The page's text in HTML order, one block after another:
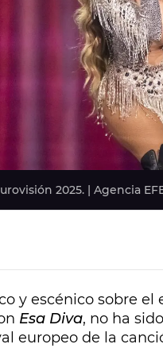
2025. | Agencia
y escénico sobre el
Esa Diva, no ha
europeo de la